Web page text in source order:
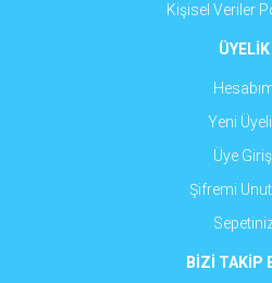
Kişisel Veriler
ÜYELİK
Yeni
Üye
Şifremi
BİZİ TAKİP